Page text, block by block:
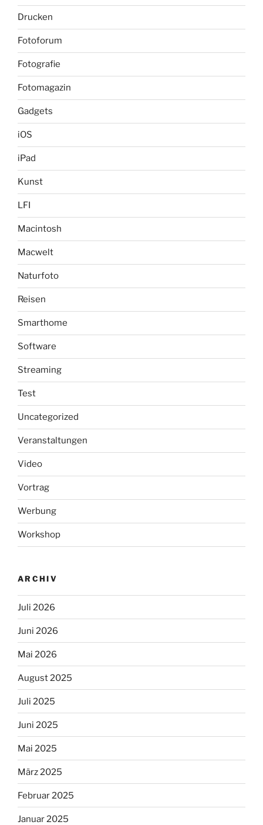
Drucken
Fotoforum
Fotografie
Fotomagazin
Gadgets
iOS
iPad
Kunst
LFI
Macintosh
Macwelt
Naturfoto
Reisen
Smarthome
Software
Streaming
Test
Uncategorized
Veranstaltungen
Video
Vortrag
Werbung
Workshop
ARCHIV
Juli 2026
Juni 2026
Mai 2026
August 2025
Juli 2025
Juni 2025
Mai 2025
März 2025
Februar 2025
Januar 2025